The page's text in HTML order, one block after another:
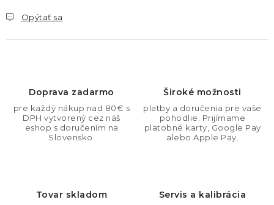
Opýtať sa
Doprava zadarmo
pre každý nákup nad 80€ s
DPH vytvorený cez náš
eshop s doručením na
Slovensko.
Široké možnosti
platby a doručenia pre vaše
pohodlie. Prijímame
platobné karty, Google Pay
alebo Apple Pay.
Tovar skladom Servis a kalibrácia